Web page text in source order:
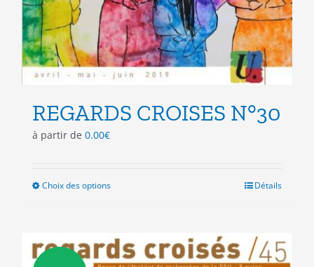
REGARDS CROISES N°30
à partir de 0.00€
Choix des optionsCe
variations.
Les
Détails